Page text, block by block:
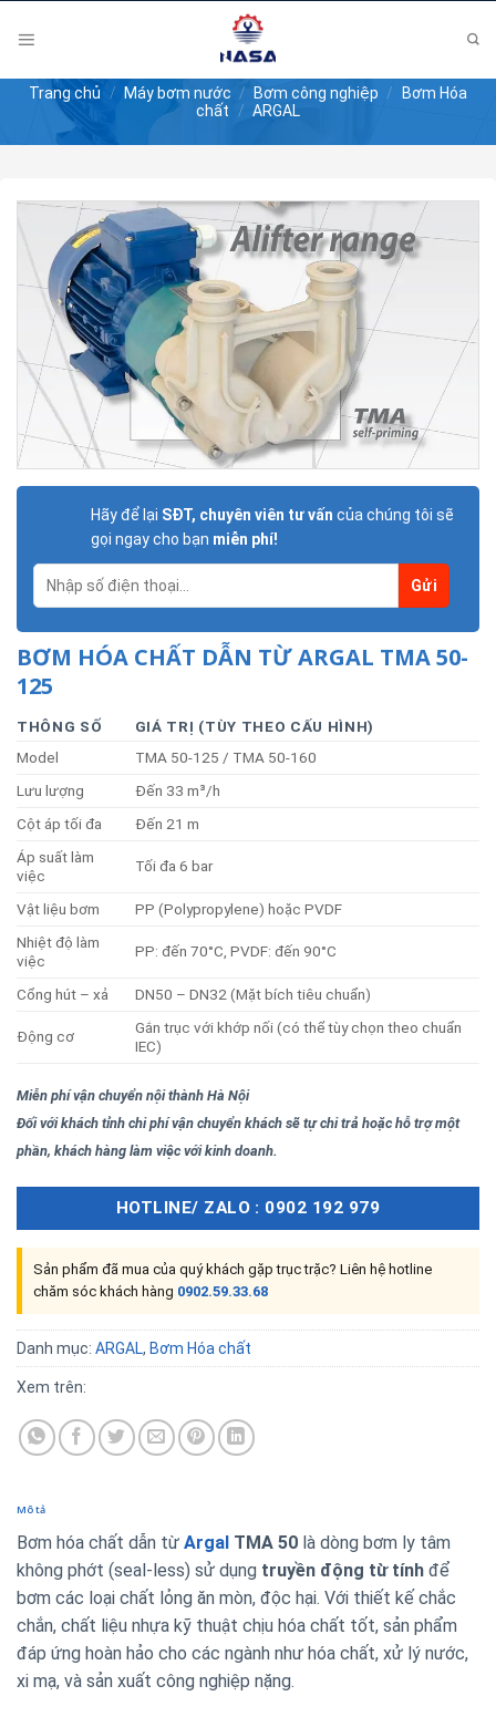
Trang chủ / Máy bơm nước / Bơm công nghiệp /
Bơm Hóa
chất
/ ARGAL
Hãy để lại SĐT, chuyên viên tư vấn của chúng tôi sẽ
gọi ngay cho bạn miễn phí!
BƠM HÓA CHẤT DẪN TỪ ARGAL TMA 50-
125
THÔNG SỐ
GIÁ TRỊ (TÙY THEO CẤU HÌNH)
Model
TMA 50-125 / TMA 50-160
Lưu lượng
Đến 33 m³/h
Cột áp tối đa
Đến 21 m
Áp suất làm
việc
Tối đa 6 bar
Vật liệu bơm
PP (Polypropylene) hoặc PVDF
Nhiệt độ làm
việc
PP: đến 70°C, PVDF: đến 90°C
Cổng hút – xả DN50 – DN32 (Mặt bích tiêu chuẩn)
Động cơ
Gắn trục với khớp nối (có thể tùy chọn theo chuẩn
IEC)
Miễn phí vận chuyển nội thành Hà Nội
Đối với khách tỉnh chi phí vận chuyển khách sẽ tự chi trả hoặc hỗ trợ một
phần, khách hàng làm việc với kinh doanh.
HOTLINE/ ZALO : 0902 192 979
Sản phẩm đã mua của quý khách gặp trục trặc? Liên hệ hotline
chăm sóc khách hàng 0902.59.33.68
Danh mục: ARGAL, Bơm Hóa chất
Xem trên:
Mô tả
Bơm hóa chất dẫn từ Argal TMA 50 là dòng bơm ly tâm
không phớt (seal-less) sử dụng truyền động từ tính để
bơm các loại chất lỏng ăn mòn, độc hại. Với thiết kế chắc
chắn, chất liệu nhựa kỹ thuật chịu hóa chất tốt, sản phẩm
đáp ứng hoàn hảo cho các ngành như hóa chất, xử lý nước,
xi mạ, và sản xuất công nghiệp nặng.